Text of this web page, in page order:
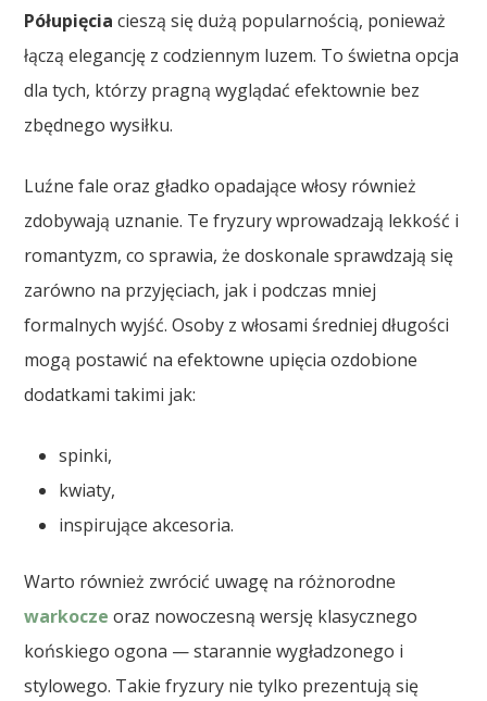
Półupięcia cieszą się dużą popularnością, ponieważ
łączą elegancję z codziennym luzem. To świetna opcja
dla tych, którzy pragną wyglądać efektownie bez
zbędnego wysiłku.
Luźne fale oraz gładko opadające włosy również
zdobywają uznanie. Te fryzury wprowadzają lekkość i
romantyzm, co sprawia, że doskonale sprawdzają się
zarówno na przyjęciach, jak i podczas mniej
formalnych wyjść. Osoby z włosami średniej długości
mogą postawić na efektowne upięcia ozdobione
dodatkami takimi jak:
spinki,
kwiaty,
inspirujące akcesoria.
Warto również zwrócić uwagę na różnorodne
warkocze oraz nowoczesną wersję klasycznego
końskiego ogona — starannie wygładzonego i
stylowego. Takie fryzury nie tylko prezentują się